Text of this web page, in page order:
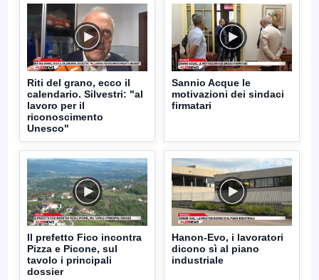
Riti del grano, ecco il
calendario. Silvestri: "al
lavoro per il
riconoscimento
Unesco"
Sannio Acque le
motivazioni dei sindaci
firmatari
Il prefetto Fico incontra
Pizza e Picone, sul
tavolo i principali
dossier
Hanon-Evo, i lavoratori
dicono sì al piano
industriale